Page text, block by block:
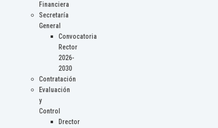
Financiera
Secretaría
General
Convocatoria
Rector
2026-
2030
Contratación
Evaluación
y
Control
Drector